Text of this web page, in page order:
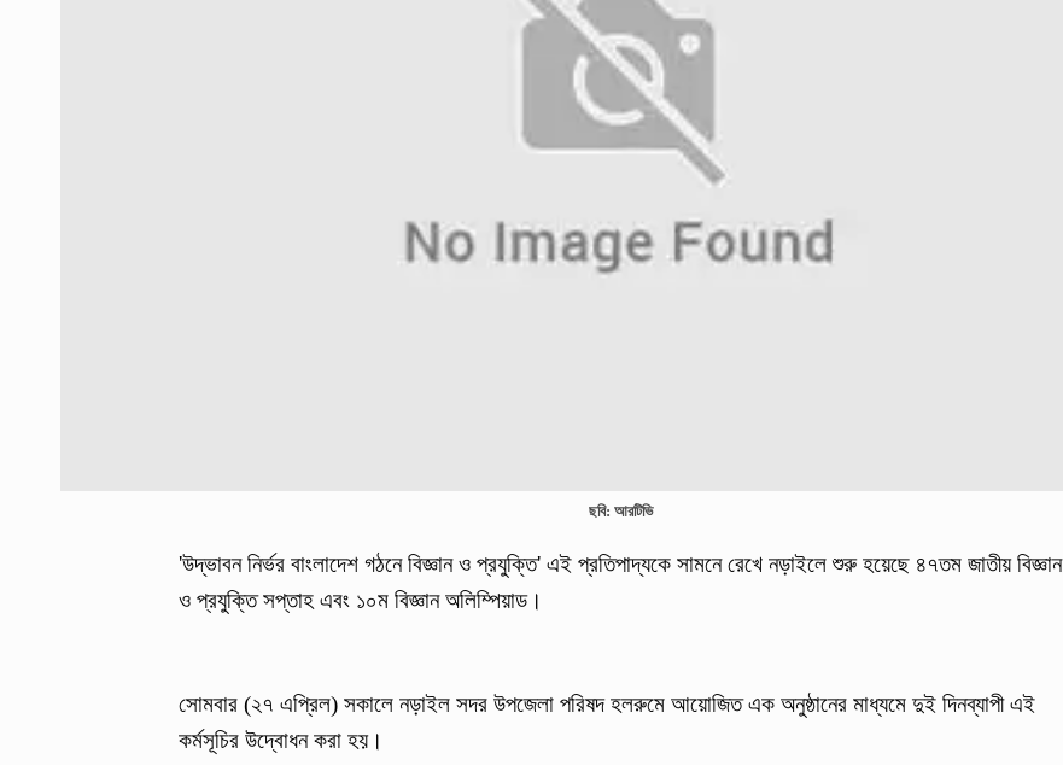
ছবি: আরটিভি
'উদ্ভাবন নির্ভর বাংলাদেশ গঠনে বিজ্ঞান ও প্রযুক্তি' এই প্রতিপাদ্যকে সামনে রেখে নড়াইলে শুরু হয়েছে ৪৭তম জাতীয় বিজ্ঞান
ও প্রযুক্তি সপ্তাহ এবং ১০ম বিজ্ঞান অলিম্পিয়াড।
সোমবার (২৭ এপ্রিল) সকালে নড়াইল সদর উপজেলা পরিষদ হলরুমে আয়োজিত এক অনুষ্ঠানের মাধ্যমে দুই দিনব্যাপী এই
কর্মসূচির উদ্বোধন করা হয়।